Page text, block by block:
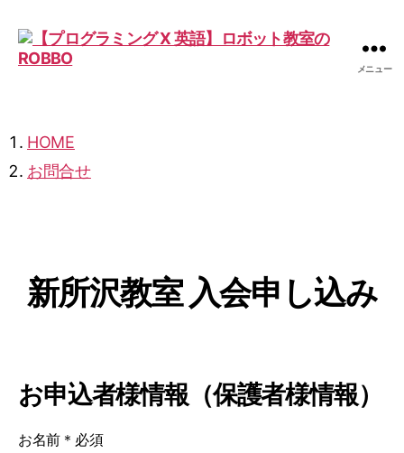
ラ
ミ
ン
ロ
ボ
の
ROBBO
メニュー
HOME
お問合せ
新所沢教室 入会申し込み
お申込者様情報（保護者様情報）
お名前 ＊必須